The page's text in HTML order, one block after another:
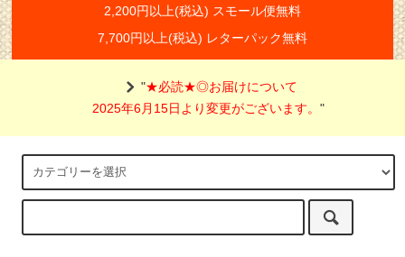
2,200円以上(税込) スモール便無料
7,700円以上(税込) レターパック無料
"★必読★◎お届けについて
2025年6月15日より変更がございます。"